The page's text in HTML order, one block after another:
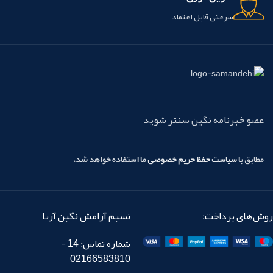
سرعتی قابل اعتماد
عضو خبرنامه نگین سنتر شوید
مطابق باسیاست حفظ حریم خصوصیما استفاده خواهد شد.
روش‌های پرداخت:
نسیم آرامش نگین آریا
شماره تماس: 14 -
02166583810